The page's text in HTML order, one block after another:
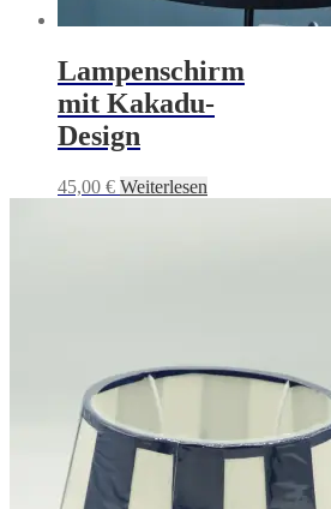
Lampenschirm
mit Kakadu-
Design
45,00 € Weiterlesen